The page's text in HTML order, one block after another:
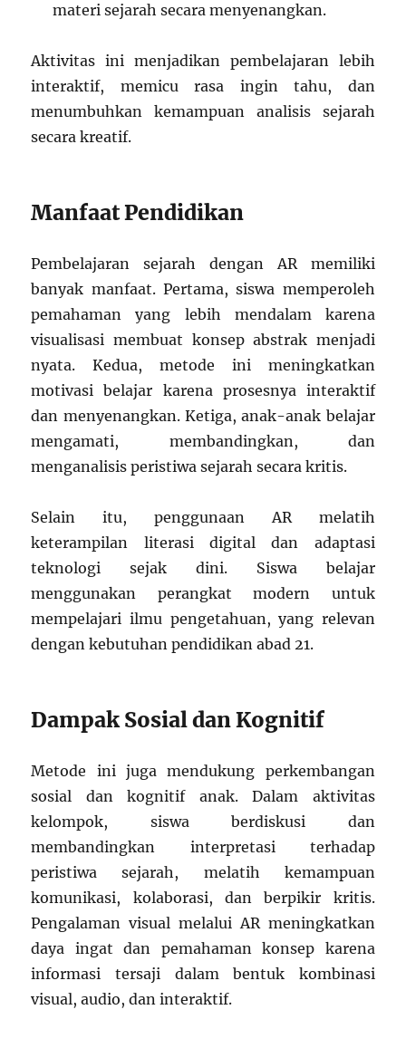
materi sejarah secara menyenangkan.
Aktivitas ini menjadikan pembelajaran lebih
interaktif, memicu rasa ingin tahu, dan
menumbuhkan kemampuan analisis sejarah
secara kreatif.
Manfaat Pendidikan
Pembelajaran sejarah dengan AR memiliki
banyak manfaat. Pertama, siswa memperoleh
pemahaman yang lebih mendalam karena
visualisasi membuat konsep abstrak menjadi
nyata. Kedua, metode ini meningkatkan
motivasi belajar karena prosesnya interaktif
dan menyenangkan. Ketiga, anak-anak belajar
mengamati, membandingkan, dan
menganalisis peristiwa sejarah secara kritis.
Selain itu, penggunaan AR melatih
keterampilan literasi digital dan adaptasi
teknologi sejak dini. Siswa belajar
menggunakan perangkat modern untuk
mempelajari ilmu pengetahuan, yang relevan
dengan kebutuhan pendidikan abad 21.
Dampak Sosial dan Kognitif
Metode ini juga mendukung perkembangan
sosial dan kognitif anak. Dalam aktivitas
kelompok, siswa berdiskusi dan
membandingkan interpretasi terhadap
peristiwa sejarah, melatih kemampuan
komunikasi, kolaborasi, dan berpikir kritis.
Pengalaman visual melalui AR meningkatkan
daya ingat dan pemahaman konsep karena
informasi tersaji dalam bentuk kombinasi
visual, audio, dan interaktif.